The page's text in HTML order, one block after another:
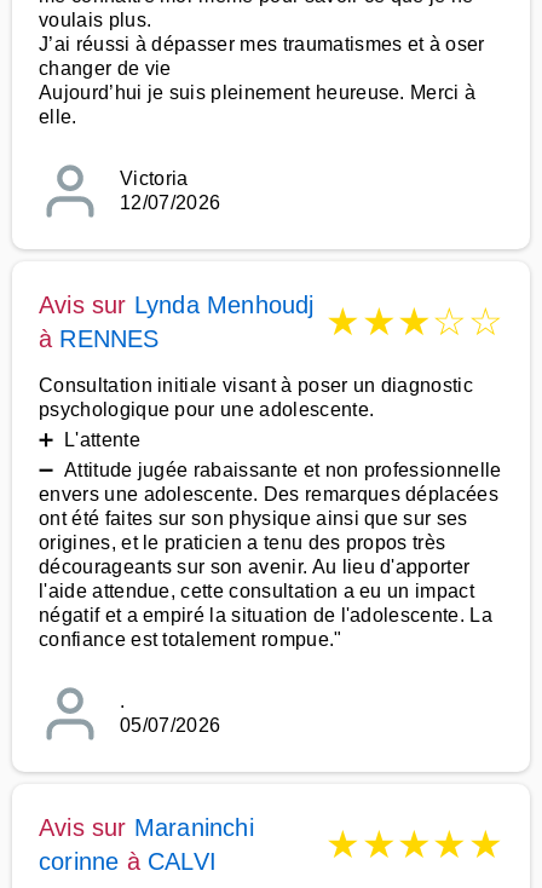
voulais plus.
J’ai réussi à dépasser mes traumatismes et à oser
changer de vie
Aujourd’hui je suis pleinement heureuse. Merci à
elle.
Victoria
12/07/2026
Avis sur Lynda Menhoudj
à RENNES ★★★☆☆
Consultation initiale visant à poser un diagnostic
psychologique pour une adolescente.
➕ L'attente
➖ Attitude jugée rabaissante et non professionnelle
envers une adolescente. Des remarques déplacées
ont été faites sur son physique ainsi que sur ses
origines, et le praticien a tenu des propos très
décourageants sur son avenir. Au lieu d'apporter
l'aide attendue, cette consultation a eu un impact
négatif et a empiré la situation de l'adolescente. La
confiance est totalement rompue."
.
05/07/2026
Avis sur Maraninchi
corinne à CALVI ★★★★★